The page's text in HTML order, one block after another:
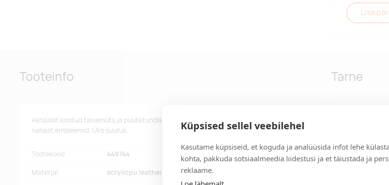
Küpsised sellel veebilehel
Kasutame küpsiseid, et koguda ja analüüsida infot lehe
kohta, pakkuda sotsiaalmeedia liidestusi ja et täiustada ja
reklaame.
Loe lähemalt
Lisa
Tooteinfo
Akrüülist kootud talvemüts ja puutetundlike sõrmeotstega kindad, millel on trükitavad PU-
nahast embleemid. Üks suurus.
Tootekood 449744
Materjal acrylicpu leather
Tarne
Tarneaeg on
tööpäeva
Tarne
Üle 500